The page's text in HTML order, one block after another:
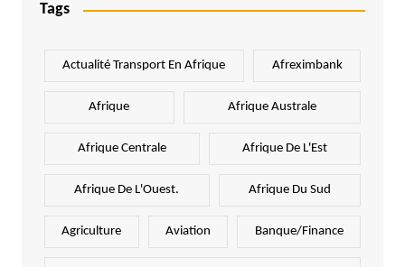
Tags
Actualité Transport En Afrique Afreximbank
Afrique Afrique Australe
Afrique Centrale Afrique De L'Est
Afrique De L'Ouest. Afrique Du Sud
Agriculture Aviation Banque/Finance